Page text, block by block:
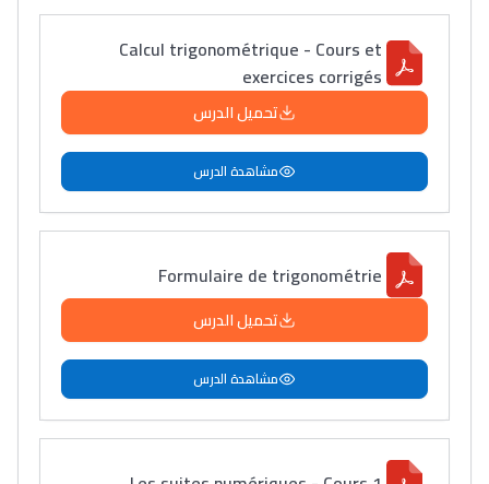
Calcul trigonométrique - Cours et
exercices corrigés
تحميل الدرس
مشاهدة الدرس
Formulaire de trigonométrie
تحميل الدرس
مشاهدة الدرس